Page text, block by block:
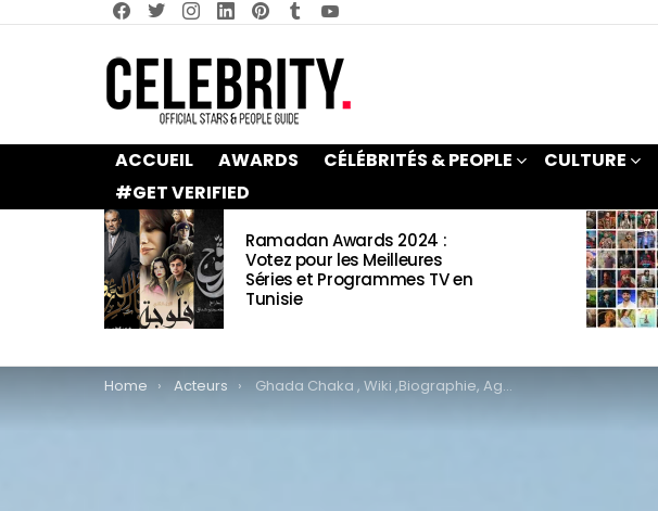
ACCUEIL AWARDS CÉLÉBRITÉS & PEOPLE CULTURE
#GET VERIFIED
LATEST
STORIES
Ramadan Awards 2024 :
Votez pour les Meilleures
Séries et Programmes TV en
Tunisie
You are here:
Home Acteurs Ghada Chaka , Wiki ,Biographie, Age, Taille, Mariage, Contact & Informations